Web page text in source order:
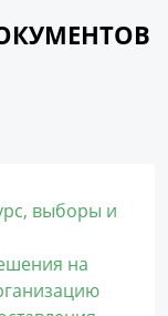
выборы и
на